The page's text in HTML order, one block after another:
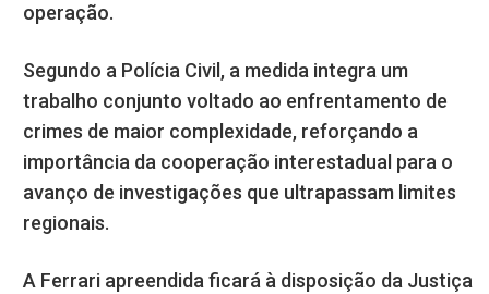
operação.
Segundo a Polícia Civil, a medida integra um
trabalho conjunto voltado ao enfrentamento de
crimes de maior complexidade, reforçando a
importância da cooperação interestadual para o
avanço de investigações que ultrapassam limites
regionais.
A Ferrari apreendida ficará à disposição da Justiça